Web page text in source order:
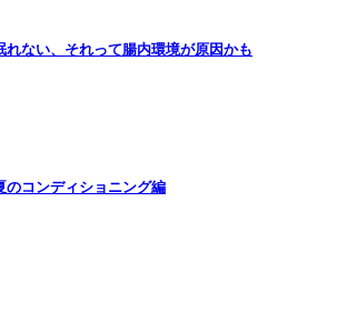
れない、それって腸内環境が原因かも
コンディショニング編